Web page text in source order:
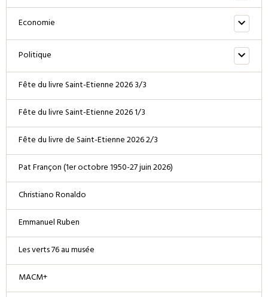
Economie
Politique
Fête du livre Saint-Etienne 2026 3/3
Fête du livre Saint-Etienne 2026 1/3
Fête du livre de Saint-Etienne 2026 2/3
Pat Françon (1er octobre 1950-27 juin 2026)
Christiano Ronaldo
Emmanuel Ruben
Les verts 76 au musée
MACM+